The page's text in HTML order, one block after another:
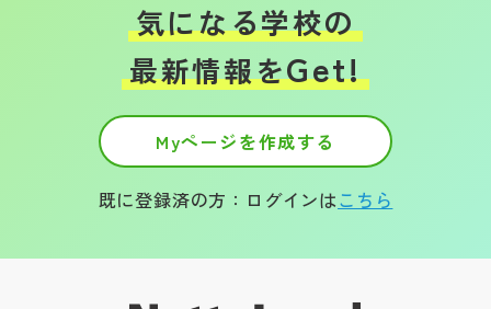
気になる学校の
最新情報をGet!
Myページを作成する
既に登録済の方：ログインはこちら